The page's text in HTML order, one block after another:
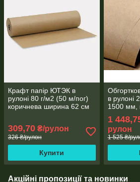
Крафт папір ЮТЭК в
рулоні 80 г/м2 (50 м/пог)
коричнева ширина 62 см
309,70 ₴/рулон
326 ₴/рулон
Купити
в рулоні
1500 мм,
1
рулон
1 525 ₴/
Акційні пропозиції та новинки